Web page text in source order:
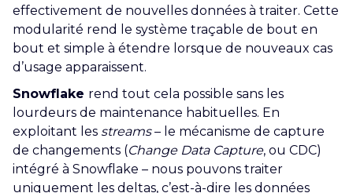
effectivement de nouvelles données à traiter. Cette
modularité rend le système traçable de bout en
bout et simple à étendre lorsque de nouveaux cas
d’usage apparaissent.
Snowflake rend tout cela possible sans les
lourdeurs de maintenance habituelles. En
exploitant les streams– le mécanisme de capture
de changements (Change Data Capture, ou CDC)
intégré à Snowflake – nous pouvons traiter
uniquement les deltas, c’est-à-dire les données